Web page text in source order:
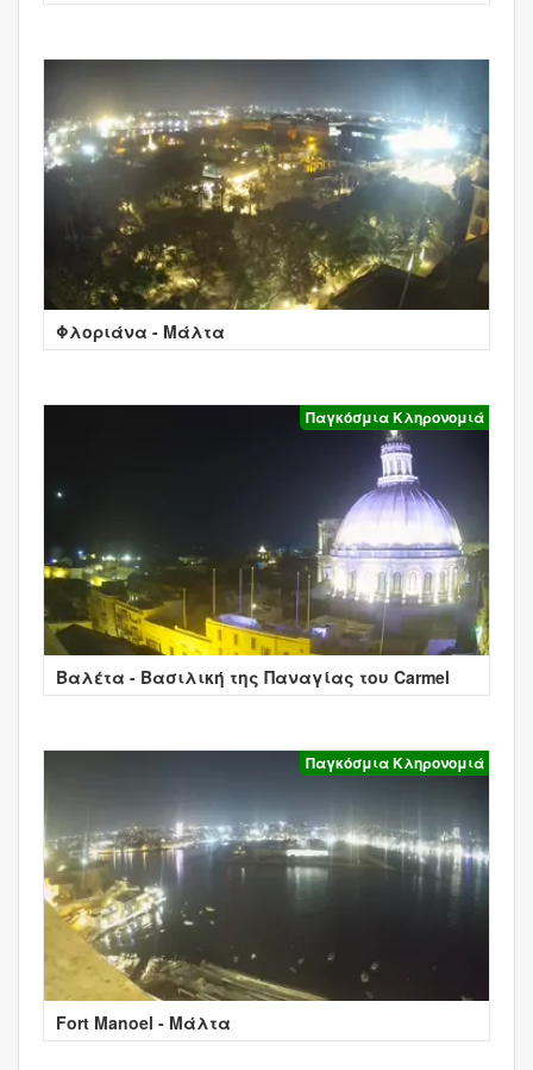
Φλοριάνα - Μάλτα
Παγκόσμια Κληρονομιά
Βαλέτα - Βασιλική της Παναγίας του Carmel
Παγκόσμια Κληρονομιά
Fort Manoel - Μάλτα